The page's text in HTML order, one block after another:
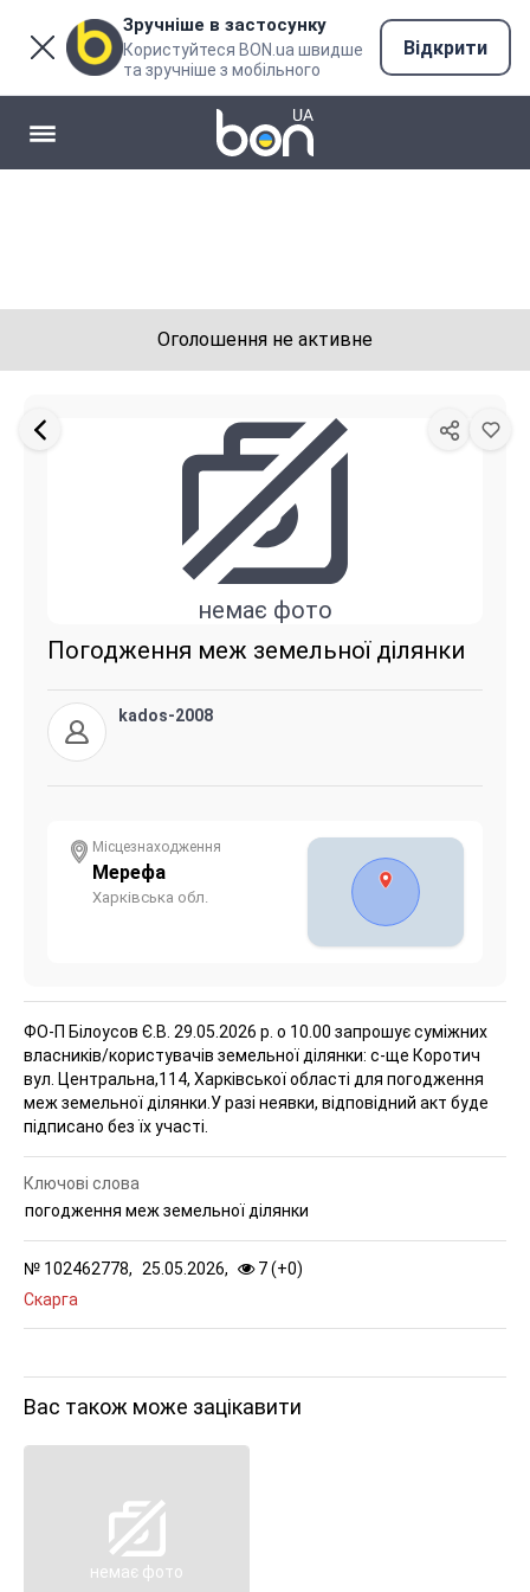
Зручніше в застосунку
Користуйтеся BON.ua швидше
та зручніше з мобільного
Відкрити
Оголошення не активне
немає фото
Погодження меж земельної ділянки
kados-2008
Місцезнаходження
Мерефа
Харківська обл.
ФО-П Білоусов Є.В. 29.05.2026 р. о 10.00 запрошує суміжних
власників/користувачів земельної ділянки: с-ще Коротич
вул. Центральна,114, Харкiвської областi для погодження
меж земельної ділянки.У разі неявки, відповідний акт буде
підписано без їх участі.
№ 102462778, 25.05.2026, 7 (+0)
Скарга
Ключові слова
погодження меж земельної ділянки
Вас також може зацікавити
немає фото